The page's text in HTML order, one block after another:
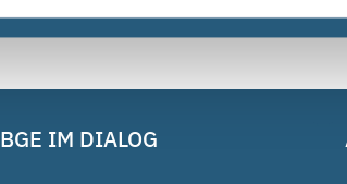
BGE IM DIALOG